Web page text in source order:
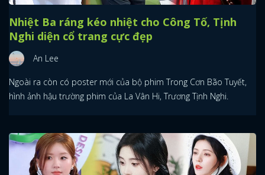
Nhiệt Ba ráng kéo nhiệt cho Công Tố, Tịnh
Nghi diện cổ trang cực đẹp
An Lee
Ngoài ra còn có poster mới của bộ phim Trong Cơn Bão Tuyết,
hình ảnh hậu trường phim của La Vân Hi, Trương Tịnh Nghi.